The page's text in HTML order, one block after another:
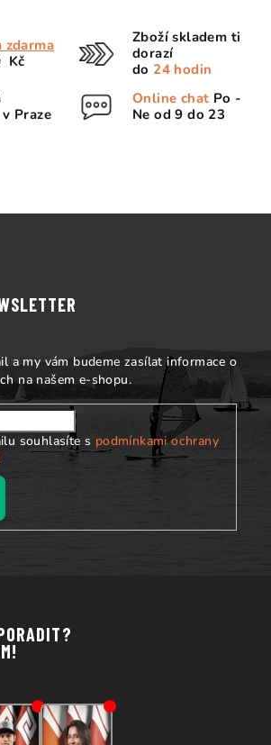
k
p
i
u
zdarma
Kč
Zboží skladem ti
dorazí
do 24 hodin
v Praze
Online chat Po -
Ne od 9 do 23
a my vám budeme zasílat informace o
na našem e-shopu.
souhlasíte s podmínkami ochrany